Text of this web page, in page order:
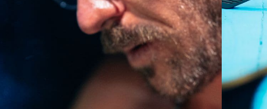
¿No tiene a mano una regla de medir?
Use esta práctica guía para calcular el ajuste que